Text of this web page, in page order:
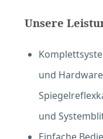
Unsere
und
und